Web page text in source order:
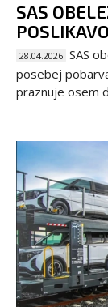
SAS
POSLIKAVO
28.04.2026 SAS
posebej
praznuje osem